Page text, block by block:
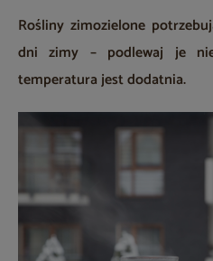
Rośliny zimozielone
dni zimy – podlewaj je
temperatura jest dodatnia.